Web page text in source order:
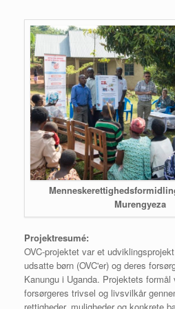
Murengyeza
Projektresumé:
OVC-projektet var et
udsatte børn (OVC'er) og deres
Kanungu i Uganda. Projektets
forsørgeres trivsel og livsvilkår